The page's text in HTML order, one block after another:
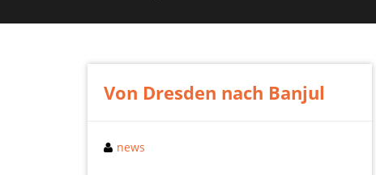
Von Dresden nach Banjul
news